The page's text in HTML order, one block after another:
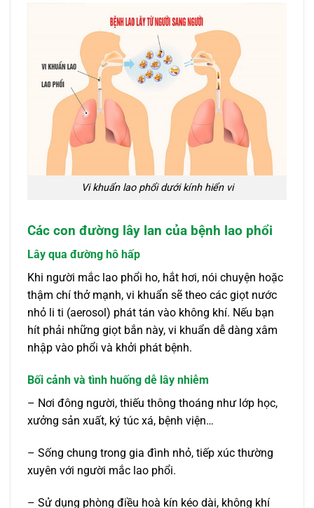
Vi khuẩn lao phổi dưới kính hiển vi
Các con đường lây lan của bệnh lao phổi
Lây qua đường hô hấp
Khi người mắc lao phổi ho, hắt hơi, nói chuyện hoặc
thậm chí thở mạnh, vi khuẩn sẽ theo các giọt nước
nhỏ li ti (aerosol) phát tán vào không khí. Nếu bạn
hít phải những giọt bắn này, vi khuẩn dễ dàng xâm
nhập vào phổi và khởi phát bệnh.
Bối cảnh và tình huống dễ lây nhiễm
– Nơi đông người, thiếu thông thoáng như lớp học,
xưởng sản xuất, ký túc xá, bệnh viện…
– Sống chung trong gia đình nhỏ, tiếp xúc thường
xuyên với người mắc lao phổi.
– Sử dụng phòng điều hoà kín kéo dài, không khí